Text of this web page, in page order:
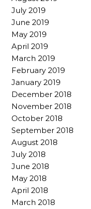
July 2019
June 2019
May 2019
April 2019
March 2019
February 2019
January 2019
December 2018
November 2018
October 2018
September 2018
August 2018
July 2018
June 2018
May 2018
April 2018
March 2018